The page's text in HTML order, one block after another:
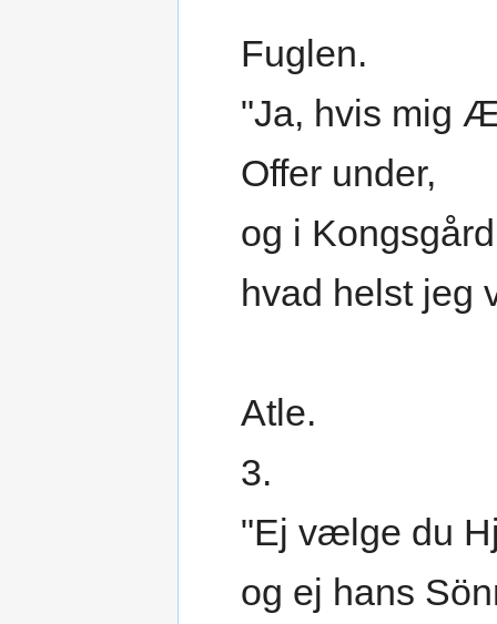
Fuglen.
"Ja, hvis mig
Offer under,
og i
hvad helst jeg
Atle.
3.
"Ej vælge du
og ej hans